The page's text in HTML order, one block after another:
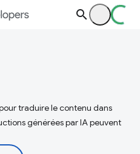
traduire le contenu dans
générées par IA peuvent